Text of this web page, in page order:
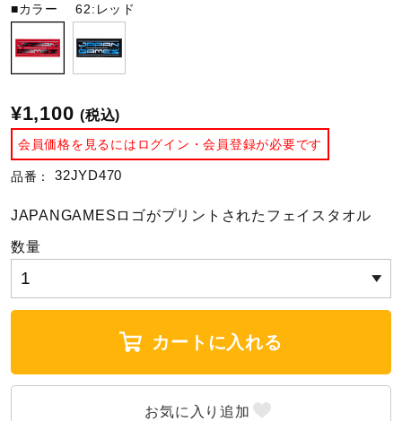
バドミントン
陸上競技
ソフトボール
■カラー62:レッド
¥1,100 (税込)
会員価格を見るにはログイン・会員登録が必要です
品番： 32JYD470
JAPANGAMESロゴがプリントされたフェイスタオル
数量
カートに入れる